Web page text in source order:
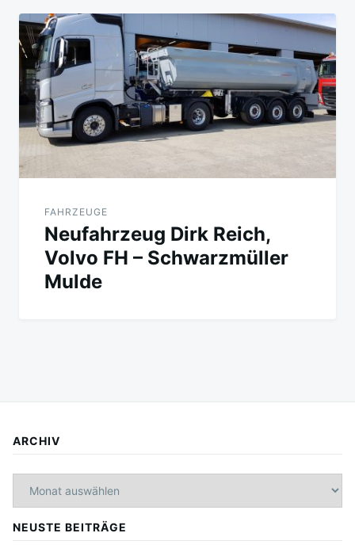
FAHRZEUGE
Neufahrzeug Dirk Reich,
Volvo FH – Schwarzmüller
Mulde
ARCHIV
NEUSTE BEITRÄGE